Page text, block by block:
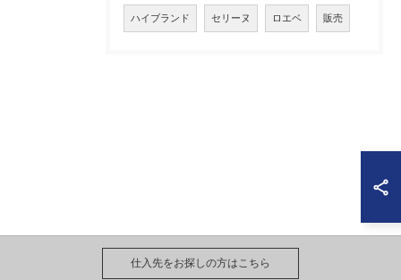
ハイブランド セリーヌ ロエベ 販売
仕入先をお探しの方はこちら